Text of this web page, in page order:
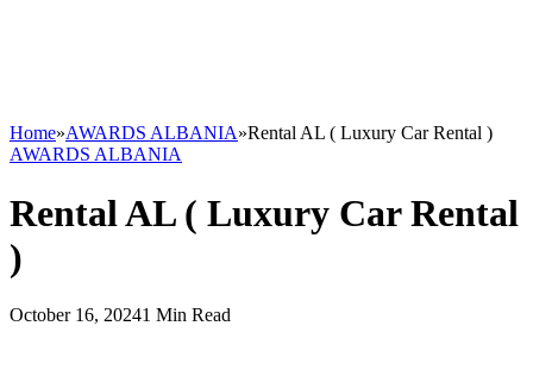
Home»AWARDS ALBANIA»Rental AL ( Luxury Car Rental )
AWARDS ALBANIA
Rental AL ( Luxury Car Rental
)
October 16, 20241 Min Read